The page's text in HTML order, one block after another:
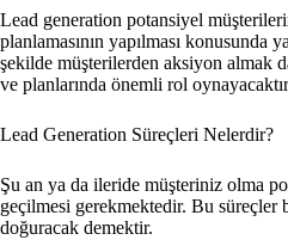
Lead generation potansiyel
planlamasının yapılması
şekilde müşterilerden aksiyon almak
ve planlarında önemli rol
Lead Generation Süreçleri Nelerdir?
Şu an ya da ileride müşteriniz olma
geçilmesi gerekmektedir. Bu süreçler
doğuracak demektir.